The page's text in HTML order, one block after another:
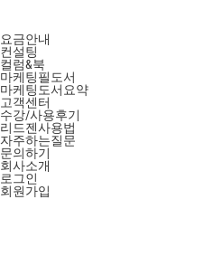
요금안내
컨설팅
컬럼&북
마케팅필도서
마케팅도서요약
고객센터
수강/사용후기
리드젠사용법
자주하는질문
문의하기
회사소개
로그인
회원가입